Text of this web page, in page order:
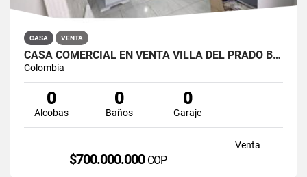
CASA VENTA
CASA COMERCIAL EN VENTA VILLA DEL PRADO BOGOTÁ NORTE
Colombia
0
Alcobas
0
Baños
0
Garaje
Venta
$700.000.000 COP